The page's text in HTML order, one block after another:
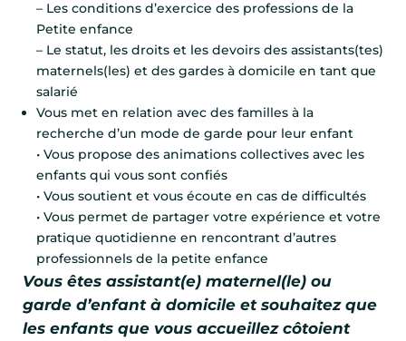
– Les conditions d’exercice des professions de la
Petite enfance
– Le statut, les droits et les devoirs des assistants(tes)
maternels(les) et des gardes à domicile en tant que
salarié
Vous met en relation avec des familles à la
recherche d’un mode de garde pour leur enfant
• Vous propose des animations collectives avec les
enfants qui vous sont confiés
• Vous soutient et vous écoute en cas de difficultés
• Vous permet de partager votre expérience et votre
pratique quotidienne en rencontrant d’autres
professionnels de la petite enfance
Vous êtes assistant(e) maternel(le) ou
garde d’enfant à domicile et souhaitez que
les enfants que vous accueillez côtoient